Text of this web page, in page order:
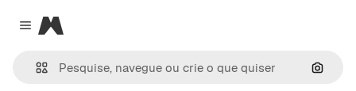
Close menu
Magnific